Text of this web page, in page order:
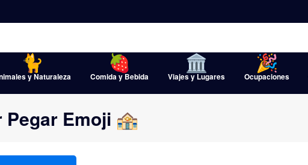
y Naturaleza Comida y Bebida Viajes y Lugares Ocupaciones
Emoji 🏤